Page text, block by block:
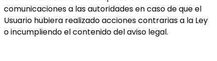
comunicaciones a las autoridades en caso de que el
Usuario hubiera realizado acciones contrarias a la Ley
o incumpliendo el contenido del aviso legal.